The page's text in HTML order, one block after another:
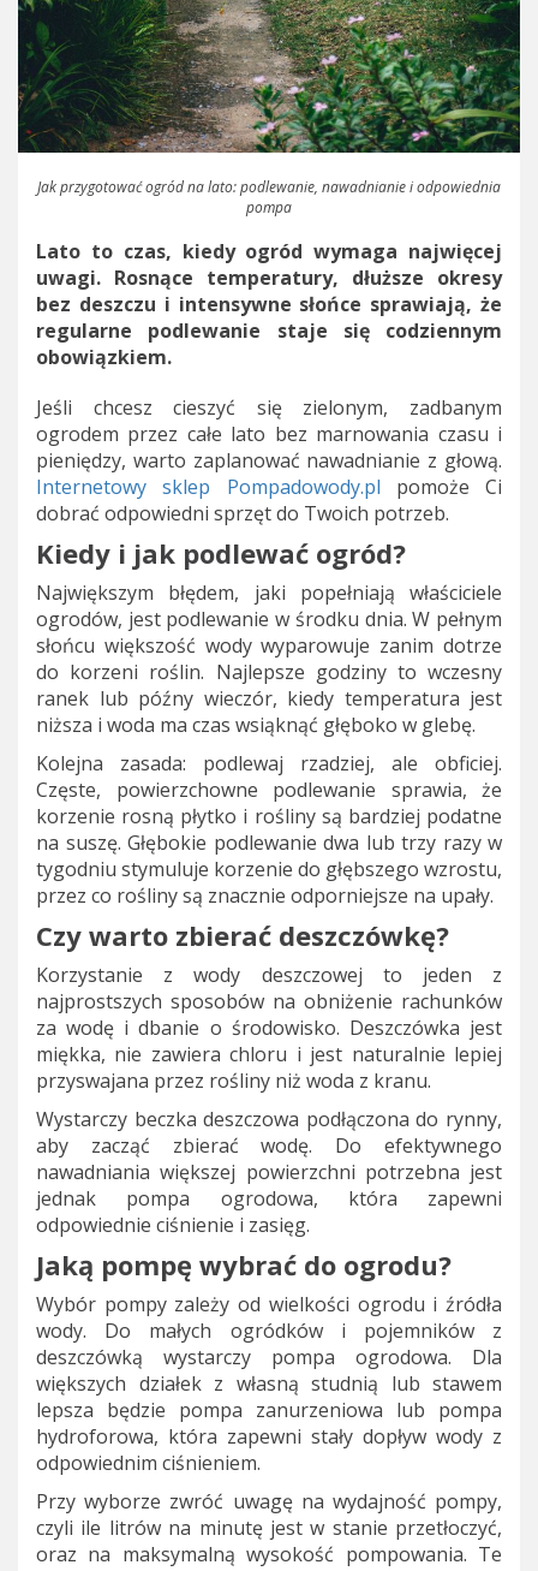
Jak przygotować ogród na lato: podlewanie, nawadnianie i odpowiednia
pompa
Lato to czas, kiedy ogród wymaga najwięcej
uwagi. Rosnące temperatury, dłuższe okresy
bez deszczu i intensywne słońce sprawiają, że
regularne podlewanie staje się codziennym
obowiązkiem.
Jeśli chcesz cieszyć się zielonym, zadbanym
ogrodem przez całe lato bez marnowania czasu i
pieniędzy, warto zaplanować nawadnianie z głową.
Internetowy sklep Pompadowody.pl pomoże Ci
dobrać odpowiedni sprzęt do Twoich potrzeb.
Kiedy i jak podlewać ogród?
Największym błędem, jaki popełniają właściciele
ogrodów, jest podlewanie w środku dnia. W pełnym
słońcu większość wody wyparowuje zanim dotrze
do korzeni roślin. Najlepsze godziny to wczesny
ranek lub późny wieczór, kiedy temperatura jest
niższa i woda ma czas wsiąknąć głęboko w glebę.
Kolejna zasada: podlewaj rzadziej, ale obficiej.
Częste, powierzchowne podlewanie sprawia, że
korzenie rosną płytko i rośliny są bardziej podatne
na suszę. Głębokie podlewanie dwa lub trzy razy w
tygodniu stymuluje korzenie do głębszego wzrostu,
przez co rośliny są znacznie odporniejsze na upały.
Czy warto zbierać deszczówkę?
Korzystanie z wody deszczowej to jeden z
najprostszych sposobów na obniżenie rachunków
za wodę i dbanie o środowisko. Deszczówka jest
miękka, nie zawiera chloru i jest naturalnie lepiej
przyswajana przez rośliny niż woda z kranu.
Wystarczy beczka deszczowa podłączona do rynny,
aby zacząć zbierać wodę. Do efektywnego
nawadniania większej powierzchni potrzebna jest
jednak pompa ogrodowa, która zapewni
odpowiednie ciśnienie i zasięg.
Jaką pompę wybrać do ogrodu?
Wybór pompy zależy od wielkości ogrodu i źródła
wody. Do małych ogródków i pojemników z
deszczówką wystarczy pompa ogrodowa. Dla
większych działek z własną studnią lub stawem
lepsza będzie pompa zanurzeniowa lub pompa
hydroforowa, która zapewni stały dopływ wody z
odpowiednim ciśnieniem.
Przy wyborze zwróć uwagę na wydajność pompy,
czyli ile litrów na minutę jest w stanie przetłoczyć,
oraz na maksymalną wysokość pompowania. Te